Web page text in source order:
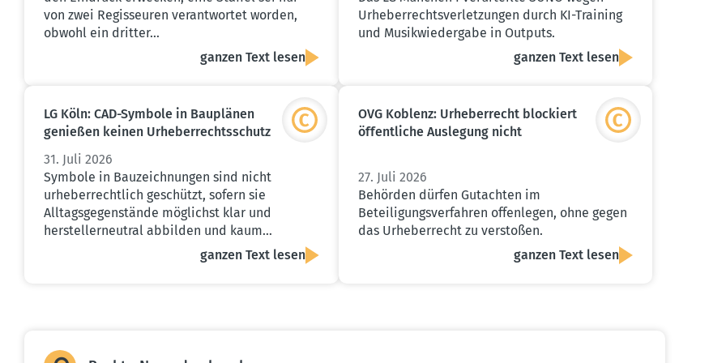
von zwei Regisseuren verantwortet worden,
obwohl ein dritter…
ganzen Text lesen
Urheberrechtsverletzungen durch KI-Training
und Musikwiedergabe in Outputs.
ganzen Text lesen
LG Köln: CAD-Symbole in Bauplänen
genießen keinen Urheber­rechts­schutz
31. Juli 2026
Symbole in Bauzeichnungen sind nicht
urheberrechtlich geschützt, sofern sie
Alltagsgegenstände möglichst klar und
herstellerneutral abbilden und kaum…
ganzen Text lesen
OVG Koblenz: Urheber­recht blockiert
öffent­liche Auslegung nicht
27. Juli 2026
Behörden dürfen Gutachten im
Beteiligungsverfahren offenlegen, ohne gegen
das Urheberrecht zu verstoßen.
ganzen Text lesen